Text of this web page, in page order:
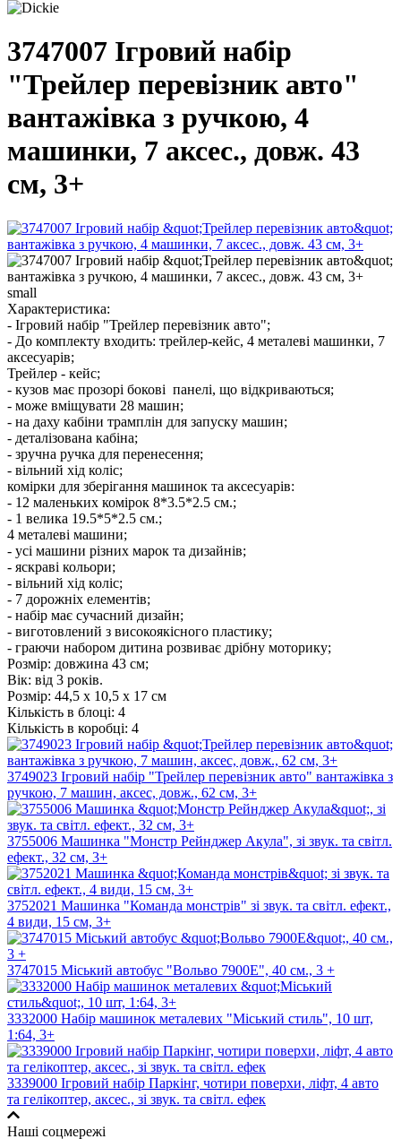
3747007 Ігровий набір
"Трейлер перевізник авто"
вантажівка з ручкою, 4
машинки, 7 аксес., довж. 43
см, 3+
Характеристика:
- Ігровий набір "Трейлер перевізник авто";
- До комплекту входить: трейлер-кейс, 4 металеві машинки, 7
аксесуарів;
Трейлер - кейс;
- кузов має прозорі бокові панелі, що відкриваються;
- може вміщувати 28 машин;
- на даху кабіни трамплін для запуску машин;
- деталізована кабіна;
- зручна ручка для перенесення;
- вільний хід коліс;
комірки для зберігання машинок та аксесуарів:
- 12 маленьких комірок 8*3.5*2.5 см.;
- 1 велика 19.5*5*2.5 см.;
4 металеві машини;
- усі машини різних марок та дизайнів;
- яскраві кольори;
- вільний хід коліс;
- 7 дорожніх елементів;
- набір має сучасний дизайн;
- виготовлений з високоякісного пластику;
- граючи набором дитина розвиває дрібну моторику;
Розмір: довжина 43 см;
Вік: від 3 років.
Розмір: 44,5 х 10,5 х 17 см
Кількість в блоці: 4
Кількість в коробці: 4
3749023 Ігровий набір "Трейлер перевізник авто" вантажівка з
ручкою, 7 машин, аксес, довж., 62 см, 3+
3755006 Машинка "Монстр Рейнджер Акула", зі звук. та світл.
ефект., 32 см, 3+
3752021 Машинка "Команда монстрів" зі звук. та світл. ефект.,
4 види, 15 см, 3+
3747015 Міський автобус "Вольво 7900Е", 40 см., 3 +
3332000 Набір машинок металевих "Міський стиль", 10 шт,
1:64, 3+
3339000 Ігровий набір Паркінг, чотири поверхи, ліфт, 4 авто
та гелікоптер, аксес., зі звук. та світл. ефек
Наші соцмережі